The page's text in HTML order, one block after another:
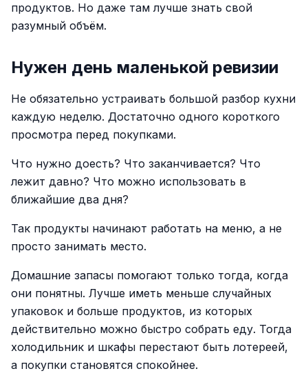
продуктов. Но даже там лучше знать свой
разумный объём.
Нужен день маленькой ревизии
Не обязательно устраивать большой разбор кухни
каждую неделю. Достаточно одного короткого
просмотра перед покупками.
Что нужно доесть? Что заканчивается? Что
лежит давно? Что можно использовать в
ближайшие два дня?
Так продукты начинают работать на меню, а не
просто занимать место.
Домашние запасы помогают только тогда, когда
они понятны. Лучше иметь меньше случайных
упаковок и больше продуктов, из которых
действительно можно быстро собрать еду. Тогда
холодильник и шкафы перестают быть лотереей,
а покупки становятся спокойнее.